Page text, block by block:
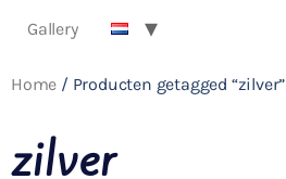
Gallery
Home / Producten getagged “zilver”
zilver